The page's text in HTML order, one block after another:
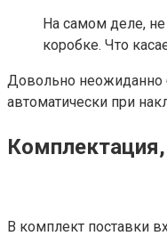
На самом деле,
коробке. Что
Довольно неожиданно
автоматически при
В комплект поставки